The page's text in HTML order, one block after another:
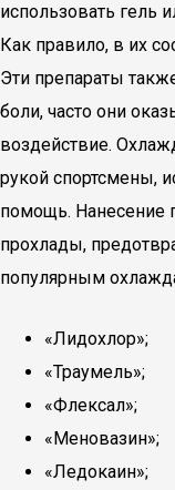
использовать
Как правило, в их
Эти препараты
боли, часто они
воздействие.
рукой спортсмены,
помощь. Нанесение
прохлады,
популярным
«Лидохлор»;
«Траумель»;
«Флексал»;
«Меновазин»;
«Ледокаин»;